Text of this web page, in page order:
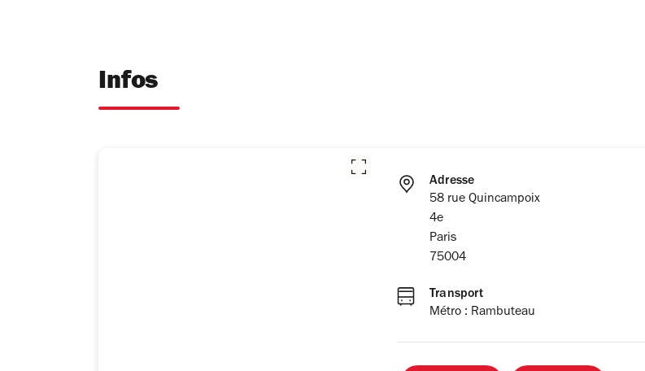
Infos
Adresse
58 rue Quincampoix
4e
Paris
75004
Transport
Métro : Rambuteau